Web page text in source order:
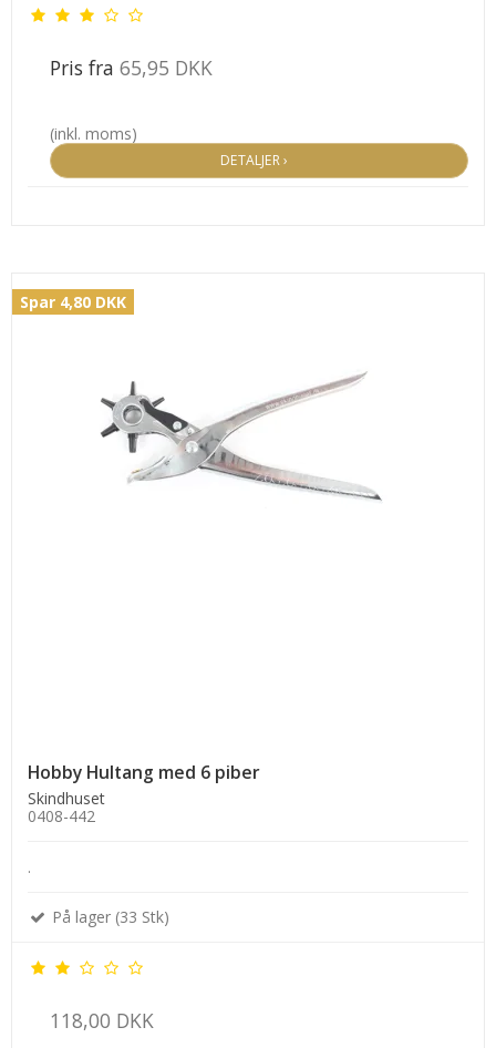
Pris fra 65,95 DKK
(inkl. moms)
DETALJER ›
Spar 4,80 DKK
Hobby Hultang med 6 piber
Skindhuset
0408-442
.
På lager (33 Stk)
118,00 DKK